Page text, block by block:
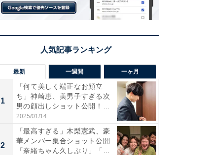
最新 一週間 一ヶ月
1
「何て美しく端正なお顔立
ち」神崎恵、美男子すぎる次
男の顔出しショット公開！
「め...
2025/01/14
2
「最高すぎる」木梨憲武、豪
華メンバー集合ショット公開
「奈緒ちゃん久しぶり」「み